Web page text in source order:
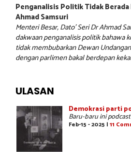
Penganalisis Politik Tidak Berada
Ahmad Samsuri
Menteri Besar, Dato’ Seri Dr Ahmad
dakwaan penganalisis politik bahawa
tidak membubarkan Dewan
dengan parlimen bakal berdepan
ULASAN
Demokrasi parti
Baru-baru ini
Feb-15 - 2025 | 11